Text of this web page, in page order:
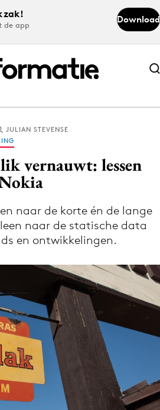
de app
Download
Abonneer nu
Abonneer nu
Download de app
app
JULIAN STEVENSE
vernauwt: lessen
naar de korte én de lange
naar de statische data
en ontwikkelingen.